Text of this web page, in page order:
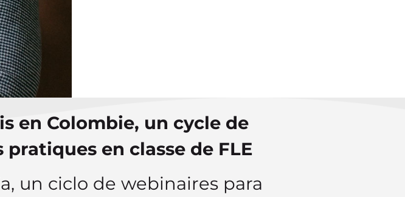
en Colombie, un cycle de
en classe de FLE
un ciclo de webinaires para